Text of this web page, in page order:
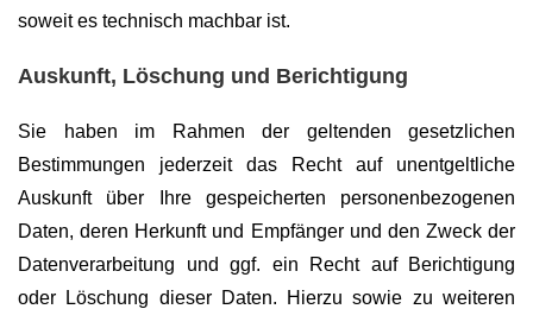
soweit es technisch machbar ist.
Auskunft, Löschung und Berichtigung
Sie haben im Rahmen der geltenden gesetzlichen
Bestimmungen jederzeit das Recht auf unentgeltliche
Auskunft über Ihre gespeicherten personenbezogenen
Daten, deren Herkunft und Empfänger und den Zweck der
Datenverarbeitung und ggf. ein Recht auf Berichtigung
oder Löschung dieser Daten. Hierzu sowie zu weiteren